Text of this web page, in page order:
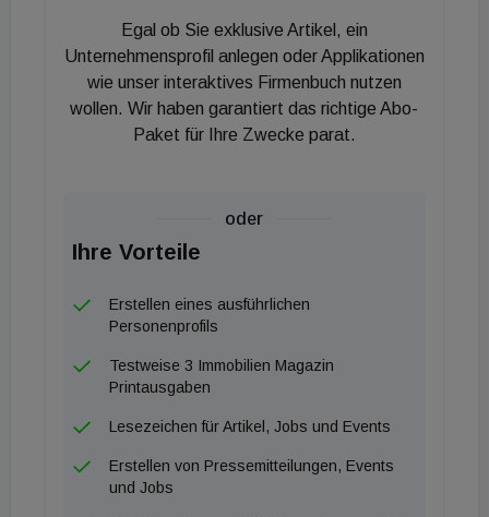
Deutschlands. Der Erwerb des Ensembles
diversifiziert unser Fondsportfolio damit weiter
geografisch, wie auch im Hinblick auf die Branche
des Nutzers. Zudem wird das Unternehmen am
Standort weiter expandieren. Insofern sehen wir
Egal ob Sie exklusive Artikel, ein
Unternehmensprofil anlegen oder Applikationen
wie unser interaktives Firmenbuch nutzen
wollen. Wir haben garantiert das richtige Abo-
Paket für Ihre Zwecke parat.
oder
Ihre Vorteile
Erstellen eines ausführlichen
Personenprofils
Testweise 3 Immobilien Magazin
Printausgaben
Lesezeichen für Artikel, Jobs und Events
Erstellen von Pressemitteilungen, Events
und Jobs